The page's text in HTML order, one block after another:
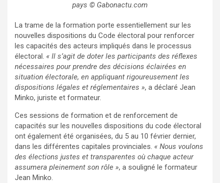
pays © Gabonactu.com
La trame de la formation porte essentiellement sur les
nouvelles dispositions du Code électoral pour renforcer
les capacités des acteurs impliqués dans le processus
électoral. « Il s’agit de doter les participants des réflexes
nécessaires pour prendre des décisions éclairées en
situation électorale, en appliquant rigoureusement les
dispositions légales et réglementaires », a déclaré Jean
Minko, juriste et formateur.
Ces sessions de formation et de renforcement de
capacités sur les nouvelles dispositions du code électoral
ont également été organisées, du 5 au 10 février dernier,
dans les différentes capitales provinciales. « Nous voulons
des élections justes et transparentes où chaque acteur
assumera pleinement son rôle », a souligné le formateur
Jean Minko.